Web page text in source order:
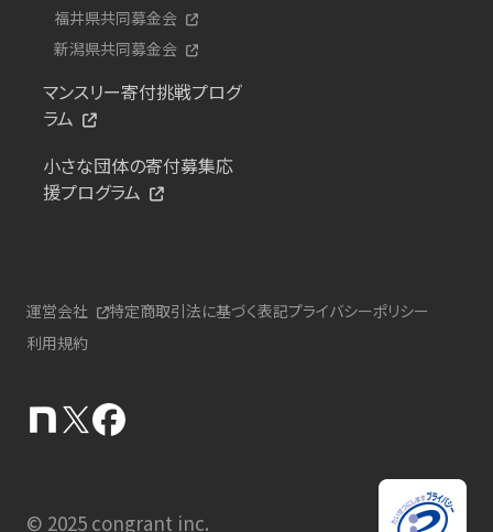
福井県共同募金会
新潟県共同募金会
マンスリー寄付挑戦プログ
ラム
小さな団体の寄付募集応
援プログラム
運営会社 特定商取引法に基づく表記プライバシーポリシー
利用規約
© 2025 congrant inc.